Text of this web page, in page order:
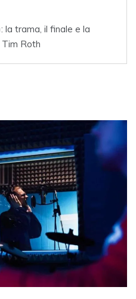
la trama, il finale e la
Roth